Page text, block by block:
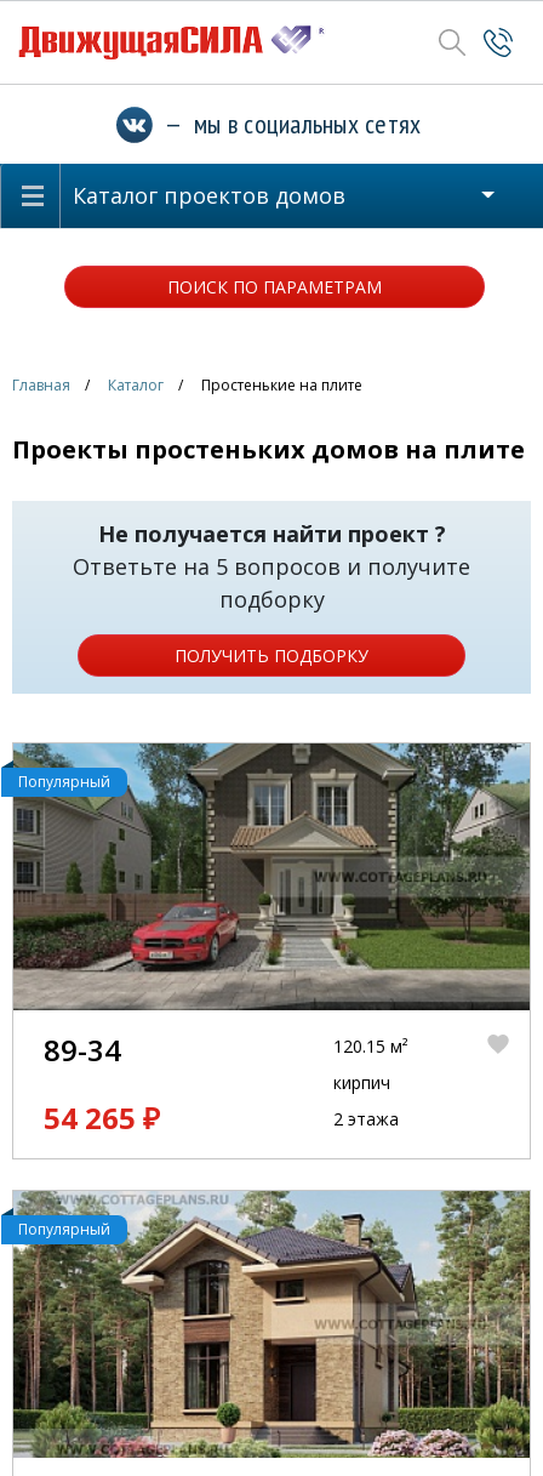
— мы в социальных сетях
Каталог проектов домов
ПОИСК ПО ПАРАМЕТРАМ
Главная Каталог Простенькие на плите
Проекты простеньких домов на плите
Не получается найти проект ?
Ответьте на 5 вопросов и получите
подборку
ПОЛУЧИТЬ ПОДБОРКУ
Популярный
89-34
54 265 ₽
120.15 м²
кирпич
2 этажа
Популярный